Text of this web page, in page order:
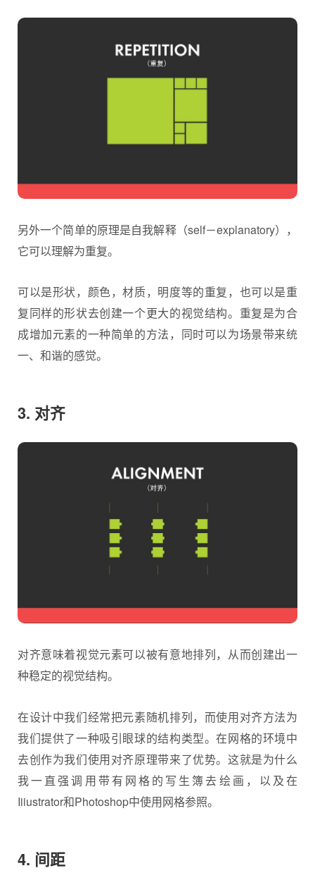
另外一个简单的原理是自我解释（self－explanatory），
它可以理解为重复。
可以是形状，颜色，材质，明度等的重复，也可以是重
复同样的形状去创建一个更大的视觉结构。重复是为合
成增加元素的一种简单的方法，同时可以为场景带来统
一、和谐的感觉。
3. 对齐
对齐意味着视觉元素可以被有意地排列，从而创建出一
种稳定的视觉结构。
在设计中我们经常把元素随机排列，而使用对齐方法为
我们提供了一种吸引眼球的结构类型。在网格的环境中
去创作为我们使用对齐原理带来了优势。这就是为什么
我一直强调用带有网格的写生簿去绘画，以及在
Iiiustrator和Photoshop中使用网格参照。
4. 间距